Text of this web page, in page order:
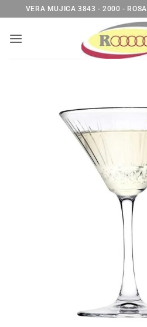
al
contenido
VERA MUJICA 3843 - 2000 -